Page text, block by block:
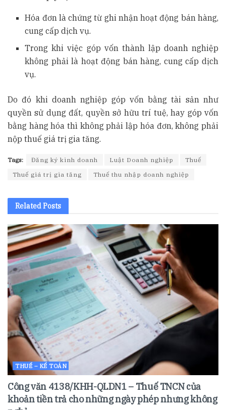
Hóa đơn là chứng từ ghi nhận hoạt động bán hàng,
cung cấp dịch vụ.
Trong khi việc góp vốn thành lập doanh nghiệp
không phải là hoạt động bán hàng, cung cấp dịch
vụ.
Do đó khi doanh nghiệp góp vốn bằng tài sản như
quyền sử dụng đất, quyền sở hữu trí tuệ, hay góp vốn
bằng hàng hóa thì không phải lập hóa đơn, không phải
nộp thuế giá trị gia tăng.
Tags: Đăng ký kinh doanh Luật Doanh nghiệp
Thuế
Thuế giá trị gia tăng
Thuế thu nhập doanh nghiệp
RelatedPosts
THUẾ – KẾ TOÁN
Công văn 4138/KHH-QLDN1 – Thuế TNCN của
khoản tiền trả cho những ngày phép nhưng không